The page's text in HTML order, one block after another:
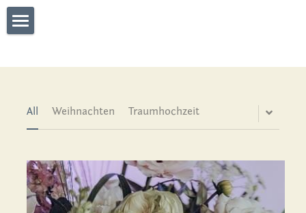
Who We are
WHO'S TALKING
what they say
All Weihnachten Traumhochzeit